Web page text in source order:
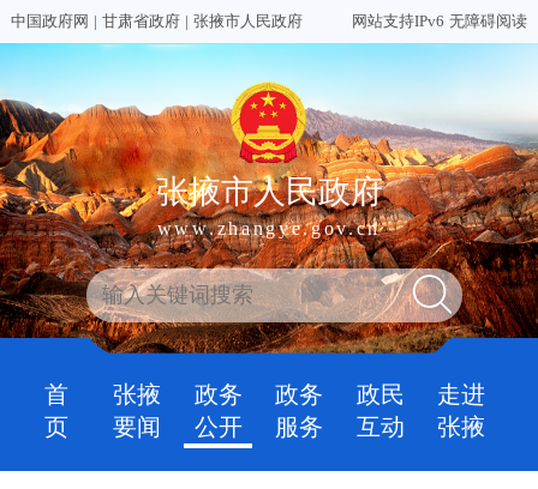
中国政府网 | 甘肃省政府 | 张掖市人民政府 网站支持IPv6 无障碍阅读
张掖市人民政府
www.zhangye.gov.cn
首
页
张掖
要闻
政务
公开
政务
服务
政民
互动
走进
张掖